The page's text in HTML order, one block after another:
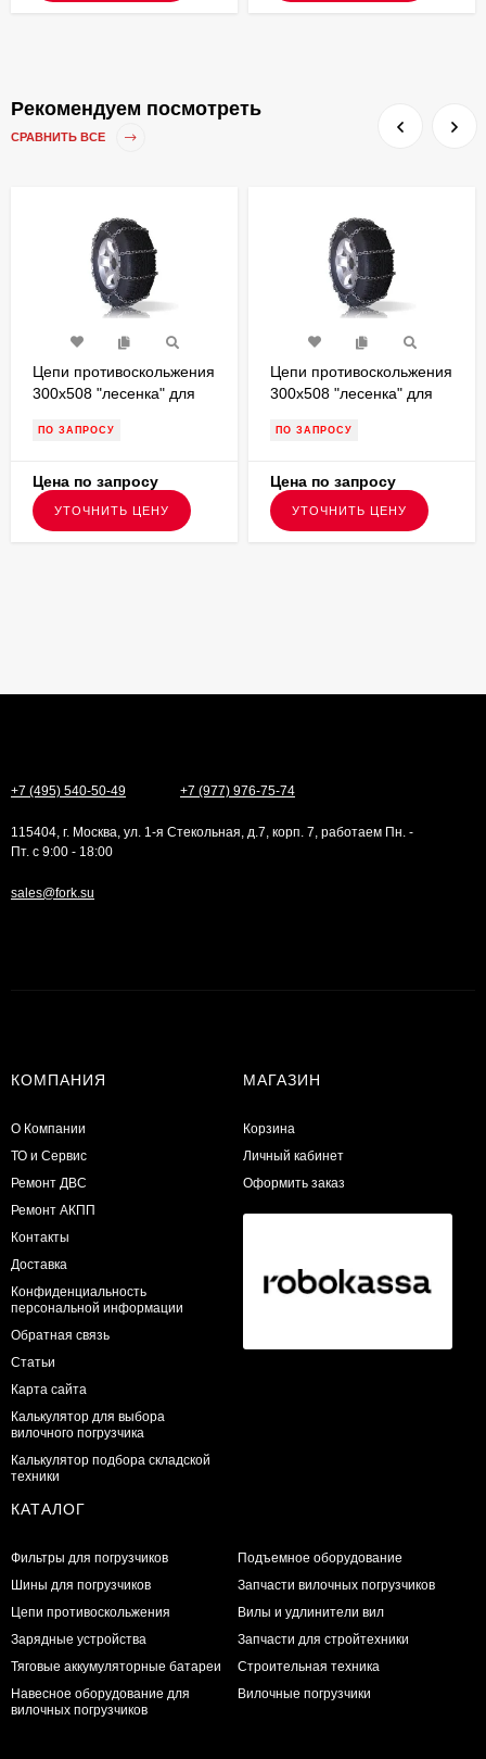
Рекомендуем посмотреть
СРАВНИТЬ ВСЕ
Цепи противоскольжения
300х508 "лесенка" для
ПО ЗАПРОСУ
Цена по запросу
УТОЧНИТЬ ЦЕНУ
Цепи противоскольжения
300х508 "лесенка" для
ПО ЗАПРОСУ
Цена по запросу
УТОЧНИТЬ ЦЕНУ
+7 (495) 540-50-49 +7 (977) 976-75-74
115404, г. Москва, ул. 1-я Стекольная, д.7, корп. 7, работаем Пн. -
Пт. с 9:00 - 18:00
sales@fork.su
КОМПАНИЯ
О Компании
ТО и Сервис
​Ремонт ДВС
Ремонт АКПП
Контакты
Доставка
Конфиденциальность
персональной информации
Обратная связь
Статьи
Карта сайта
Калькулятор для выбора
вилочного погрузчика
Калькулятор подбора складской
техники
МАГАЗИН
Корзина
Личный кабинет
Оформить заказ
КАТАЛОГ
Фильтры для погрузчиков
Шины для погрузчиков
Цепи противоскольжения
Зарядные устройства
Тяговые аккумуляторные батареи
Навесное оборудование для
вилочных погрузчиков
Подъемное оборудование
Запчасти вилочных погрузчиков
Вилы и удлинители вил
Запчасти для стройтехники
Строительная техника
Вилочные погрузчики